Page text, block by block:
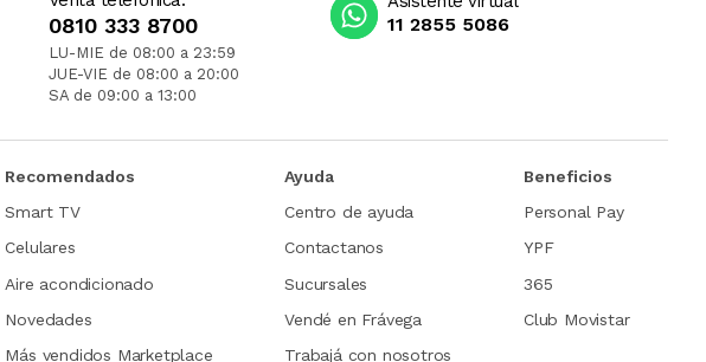
0810 333 8700
LU-MIE de 08:00 a 23:59
JUE-VIE de 08:00 a 20:00
SA de 09:00 a 13:00
11 2855 5086
Recomendados
Smart TV
Celulares
Aire acondicionado
Novedades
Más vendidos Marketplace
Ayuda
Centro de ayuda
Contactanos
Sucursales
Vendé en Frávega
Trabajá con nosotros
Beneficios
Personal Pay
YPF
365
Club Movistar